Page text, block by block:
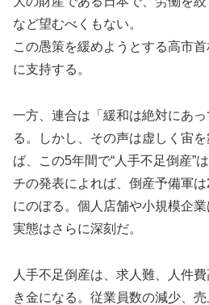
など望むべくもない。
この愚策を緩めようとする高市
に支持する。
一方、連合は「緩和は絶対にあ
る。しかし、その声は虚しく宙
ば、この5年間で“人手不足倒産”
チの発表によれば、倒産予備軍
にのぼる。個人店舗や小規模企業
実態はさらに深刻だ。
人手不足倒産は、求人難、人件
き金になる。従業員数の減少、